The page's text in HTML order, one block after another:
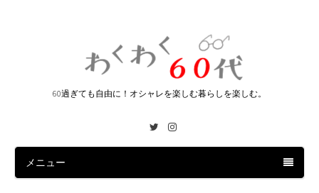
60過ぎても自由に！オシャレを楽しむ暮らしを楽しむ。
TwitterInstagram
メニュー